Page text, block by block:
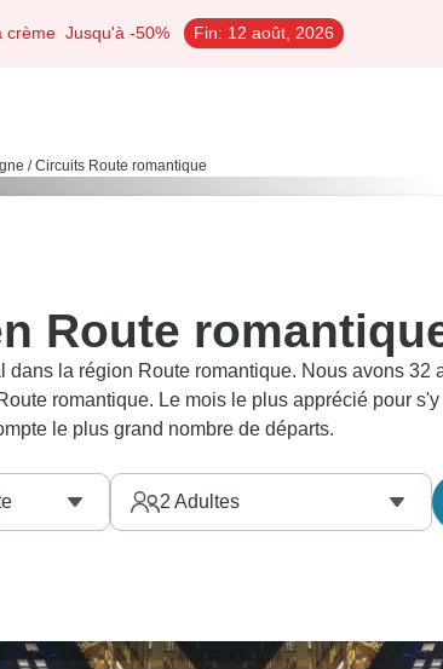
crème Jusqu'à -50% Fin: 12 août, 2026
/ Circuits Route romantique
Route
dans la région Route romantique. Nous avons 32
romantique. Le mois le plus apprécié pour
le plus grand nombre de départs.
2 Adultes